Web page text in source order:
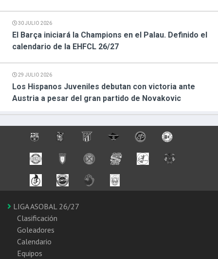
30 JULIO 2026
El Barça iniciará la Champions en el Palau. Definido el
calendario de la EHFCL 26/27
29 JULIO 2026
Los Hispanos Juveniles debutan con victoria ante
Austria a pesar del gran partido de Novakovic
LIGA ASOBAL 26/27
Clasificación
Goleadores
Calendario
Equipos